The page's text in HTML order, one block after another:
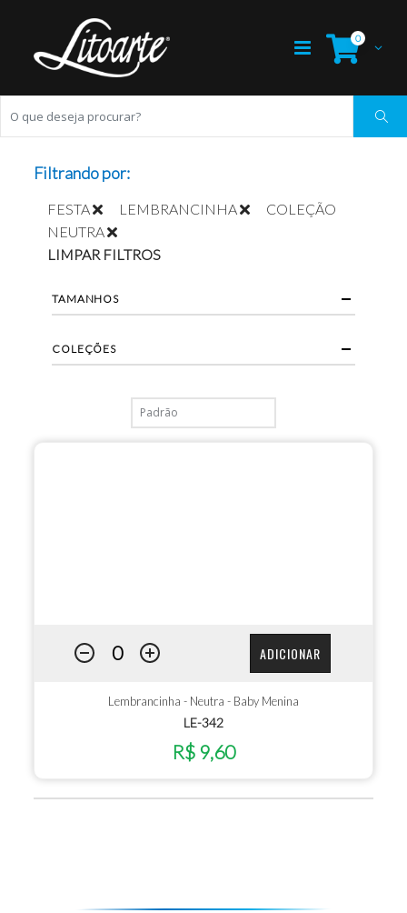
0
ADICIONAR
Lembrancinha - Neutra - Baby Menina
LE-342
R$ 9,60
Filtrando por:
FESTA LEMBRANCINHA
COLEÇÃO
NEUTRA
LIMPAR FILTROS
TAMANHOS
COLEÇÕES